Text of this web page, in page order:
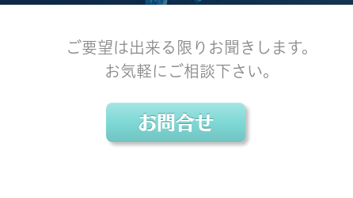
ご要望は出来る限りお聞きします。
お気軽にご相談下さい。
お問合せ